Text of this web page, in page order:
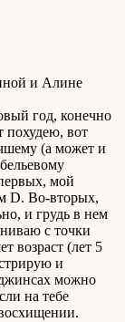
и Алине
год, конечно
похудею, вот
(а может и
мой
D. Во-вторых,
и грудь в нем
с точки
возраст (лет 5
и
можно
на тебе